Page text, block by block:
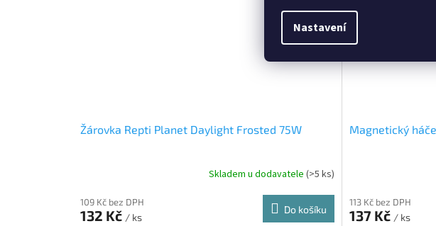
Nastavení
Žárovka Repti Planet Daylight Frosted 75W
Skladem u dodavatele(>5 ks)
109 Kč bez DPH
132 Kč / ks
Do košíku
Magnetický
113 Kč bez DPH
137 Kč / ks